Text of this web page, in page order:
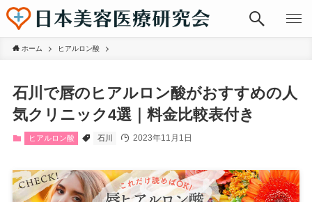
ホーム ヒアルロン酸
石川で唇のヒアルロン酸がおすすめの人
気クリニック4選｜料金比較表付き
ヒアルロン酸 石川 2023年11月1日